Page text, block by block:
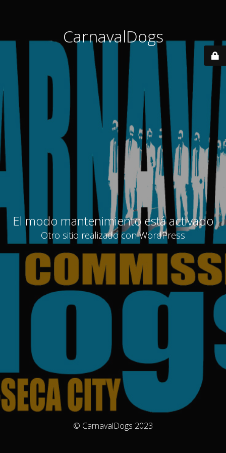
CarnavalDogs
El modo mantenimiento está activado
Otro sitio realizado con WordPress
© CarnavalDogs 2023